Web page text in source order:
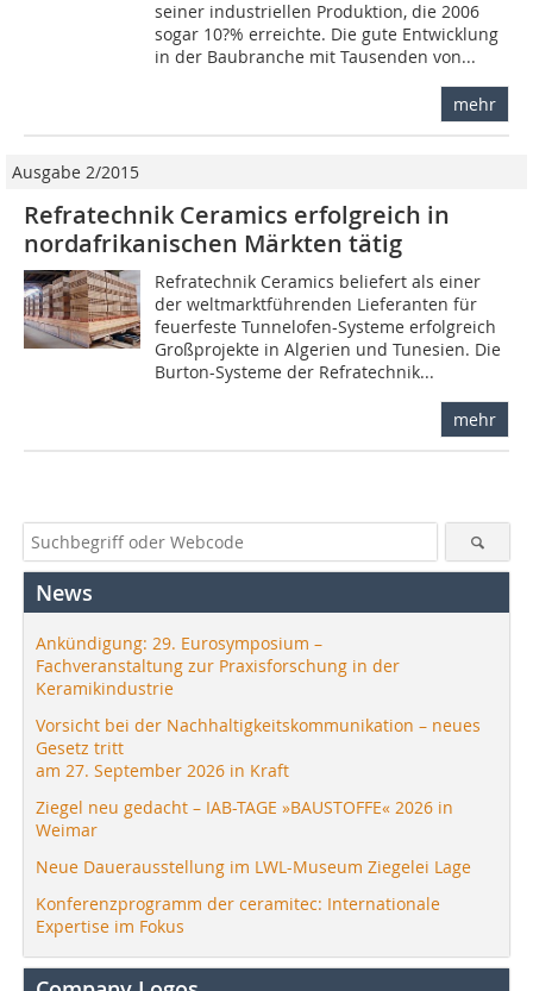
seiner industriellen Produktion, die 2006
sogar 10?% erreichte. Die gute Entwicklung
in der Baubranche mit Tausenden von...
mehr
Ausgabe 2/2015
Refratechnik Ceramics erfolgreich in
nordafrikanischen Märkten tätig
Refratechnik Ceramics beliefert als einer
der weltmarktführenden Lieferanten für
feuerfeste Tunnelofen-Systeme erfolgreich
Großprojekte in Algerien und Tunesien. Die
Burton-Systeme der Refratechnik...
mehr
News
Ankündigung: 29. Eurosymposium –
Fachveranstaltung zur Praxisforschung in der
Keramikindustrie
Vorsicht bei der Nachhaltigkeitskommunikation – neues
Gesetz tritt
am 27. September 2026 in Kraft
Ziegel neu gedacht – IAB-TAGE »BAUSTOFFE« 2026 in
Weimar
Neue Dauerausstellung im LWL-Museum Ziegelei Lage
Konferenzprogramm der ceramitec: Internationale
Expertise im Fokus